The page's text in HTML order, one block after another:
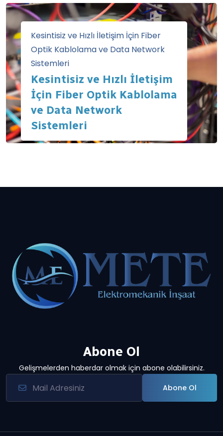
Kesintisiz ve Hızlı İletişim İçin Fiber
Optik Kablolama ve Data Network
Sistemleri
Kesintisiz ve Hızlı İletişim
İçin Fiber Optik Kablolama
ve Data Network
Sistemleri
Abone Ol
Gelişmelerden haberdar olmak için abone olabilirsiniz.
Abone Ol